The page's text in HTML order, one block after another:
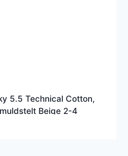
5.5 Technical Cotton,
Beige 2-4